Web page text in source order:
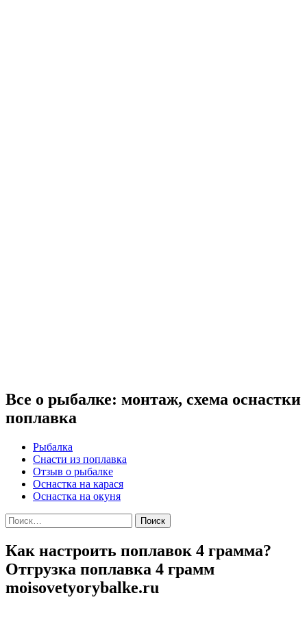
Все о рыбалке: монтаж, схема оснастки
поплавка
Рыбалка
Снасти из поплавка
Отзыв о рыбалке
Оснастка на карася
Оснастка на окуня
Найти:
Как настроить поплавок 4 грамма?
Отгрузка поплавка 4 грамм
moisovetyorybalke.ru